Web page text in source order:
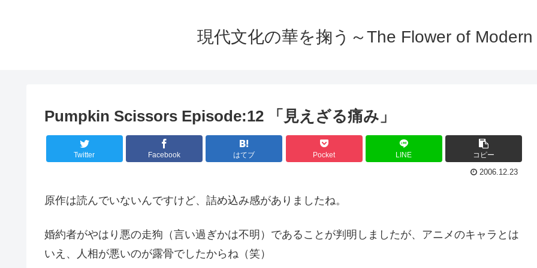
現代文化の華を掬う～The Flower of Modern
Pumpkin Scissors Episode:12 「見えざる痛み」
Twitter Facebook はてブ Pocket LINE コピー
2006.12.23
原作は読んでいないんですけど、詰め込み感がありましたね。
婚約者がやはり悪の走狗（言い過ぎかは不明）であることが判明しましたが、アニメのキャラとは
いえ、人相が悪いのが露骨でしたからね（笑）